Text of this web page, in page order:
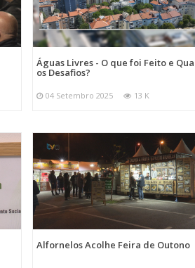
Águas Livres - O que foi Feito e
os Desafios?
04 Setembro 2025 13 K
Alfornelos Acolhe Feira de Outono